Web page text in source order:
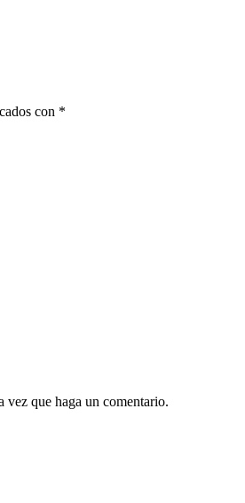
con *
que haga un comentario.